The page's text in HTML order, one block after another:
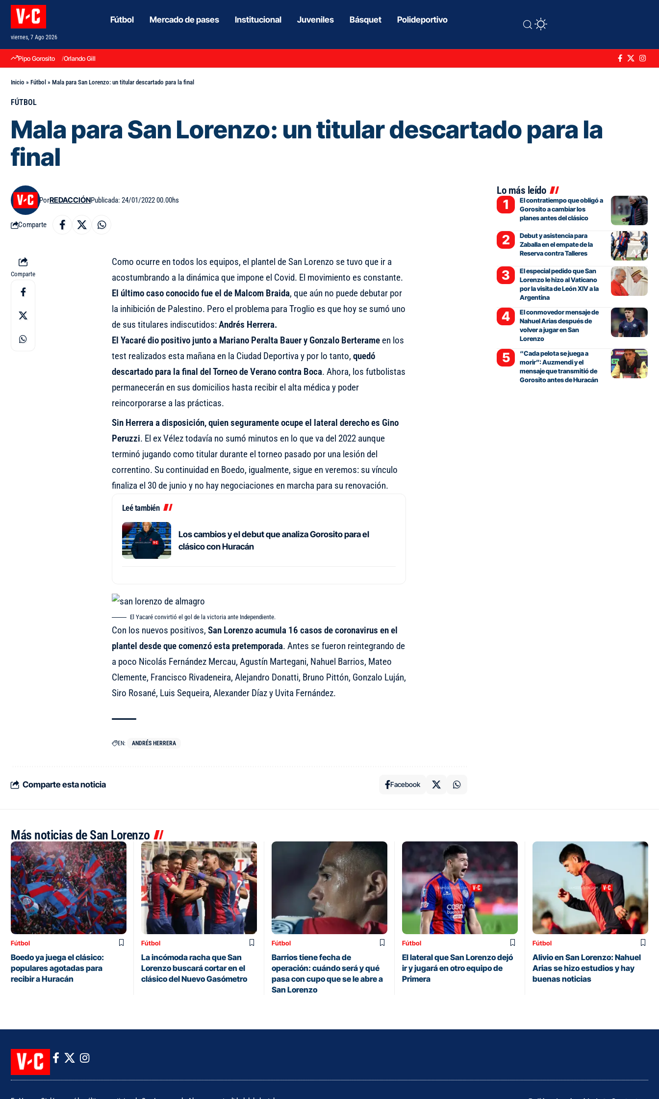
viernes, 7 Ago 2026
Fútbol Mercado de pases Institucional Juveniles Básquet Polideportivo
Pipo Gorosito Orlando Gill
Inicio » Fútbol » Mala para San Lorenzo: un titular descartado para la final
FÚTBOL
Mala para San Lorenzo: un titular descartado para la
final
PorREDACCIÓNPublicada: 24/01/2022 00.00hs
Comparte
Comparte
Como ocurre en todos los equipos, el plantel de San Lorenzo se tuvo que ir a
acostumbrando a la dinámica que impone el Covid. El movimiento es constante.
El último caso conocido fue el de Malcom Braida, que aún no puede debutar por
la inhibición de Palestino. Pero el problema para Troglio es que hoy se sumó uno
de sus titulares indiscutidos:Andrés Herrera.
El Yacaré dio positivo junto a Mariano Peralta Bauer y Gonzalo Berterameen los
test realizados esta mañana en la Ciudad Deportiva y por lo tanto, quedó
descartado para la final del Torneo de Verano contra Boca. Ahora, los futbolistas
permanecerán en sus domicilios hasta recibir el alta médica y poder
reincorporarse a las prácticas.
Sin Herrera a disposición, quien seguramente ocupe el lateral derecho es Gino
Peruzzi. El ex Vélez todavía no sumó minutos en lo que va del 2022 aunque
terminó jugando como titular durante el torneo pasado por una lesión del
correntino. Su continuidad en Boedo, igualmente, sigue en veremos: su vínculo
finaliza el 30 de junio y no hay negociaciones en marcha para su renovación.
Leé también
Los cambios y el debut que analiza Gorosito para el
clásico con Huracán
El Yacaré convirtió el gol de la victoria ante Independiente.
Con los nuevos positivos, San Lorenzo acumula 16 casos de coronavirus en el
plantel desde que comenzó esta pretemporada. Antes se fueron reintegrando de
a poco Nicolás Fernández Mercau, Agustín Martegani, Nahuel Barrios, Mateo
Clemente, Francisco Rivadeneira, Alejandro Donatti, Bruno Pittón, Gonzalo Luján,
Siro Rosané, Luis Sequeira, Alexander Díaz y Uvita Fernández.
EN: ANDRÉS HERRERA
Comparte esta noticia Facebook
Lo más leído
El contratiempo que obligó a
Gorosito a cambiar los
planes antes del clásico
Debut y asistencia para
Zaballa en el empate de la
Reserva contra Talleres
El especial pedido que San
Lorenzo le hizo al Vaticano
por la visita de León XIV a la
Argentina
El conmovedor mensaje de
Nahuel Arias después de
volver a jugar en San
Lorenzo
“Cada pelota se juega a
morir”: Auzmendi y el
mensaje que transmitió de
Gorosito antes de Huracán
Más noticias de San Lorenzo
Fútbol
Boedo ya juega el clásico:
populares agotadas para
recibir a Huracán
Fútbol
La incómoda racha que San
Lorenzo buscará cortar en el
clásico del Nuevo Gasómetro
Fútbol
Barrios tiene fecha de
operación: cuándo será y qué
pasa con cupo que se le abre a
San Lorenzo
Fútbol
El lateral que San Lorenzo dejó
ir y jugará en otro equipo de
Primera
Fútbol
Alivio en San Lorenzo: Nahuel
Arias se hizo estudios y hay
buenas noticias